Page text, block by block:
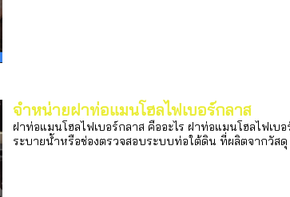
จำหน่ายฝาท่อแมนโฮลไฟเบอร์กลาส
ฝาท่อแมนโฮลไฟเบอร์กลาส คืออะไร ฝาท่อแมนโฮลไฟเบ
ระบายน้ำหรือช่องตรวจสอบระบบท่อใต้ดิน ที่ผลิตจากวัสดุ